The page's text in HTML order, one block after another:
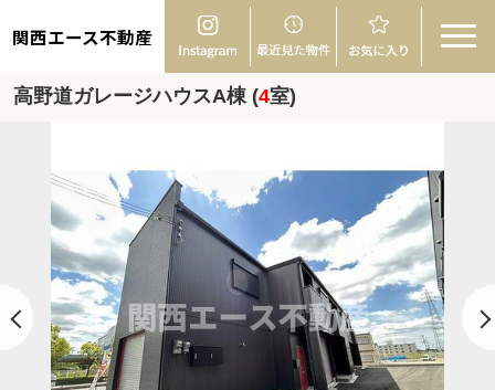
関西エース不動産
高野道ガレージハウスA棟 (4室)